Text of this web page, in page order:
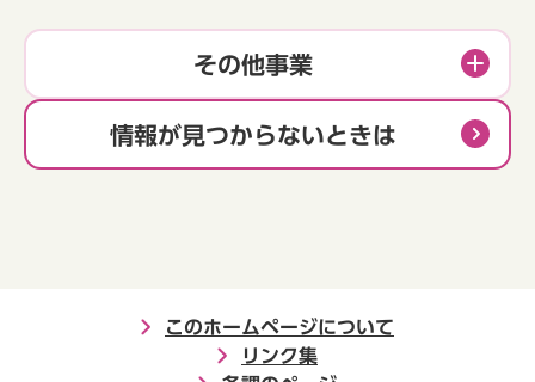
その他事業
情報が見つからないときは
このホームページについて
リンク集